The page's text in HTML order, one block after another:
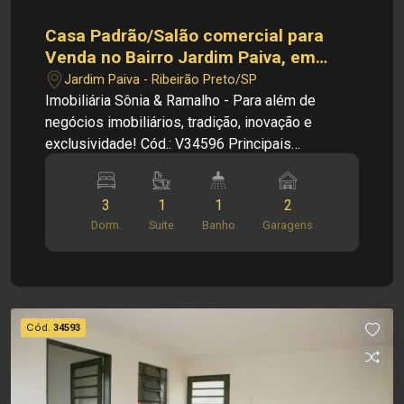
Casa Padrão/Salão comercial para
Venda no Bairro Jardim Paiva, em
Ribeirão Preto
Jardim Paiva - Ribeirão Preto/SP
Imobiliária Sônia & Ramalho - Para além de
negócios imobiliários, tradição, inovação e
exclusividade! Cód.: V34596 Principais
comerical - Bairro Jardim Paiva - Sala - Cozinha -
Área de Serviço - 02 Vagas de garagem - Salão
amplo - 01 Banheiro Social Dimensões: - Terreno:
Churrasco Localização privilegiada: - Excelente
localizaçã, supermercados, bares e restaurantes
Investimento de Venda: R$ 280.000,00
Investimento de IPTU: R$ 66,00 Obs: A
3
Dorm.
1
Suite
1
Banho
2
Garagens
Cód. 34593